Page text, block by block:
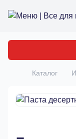
Все для
Главная
Каталог